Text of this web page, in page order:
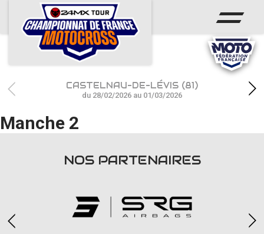
ACCUEIL
ACTUS
CALENDRIER
RÉSULTATS
PHOTOS / WEB TV
CASTELNAU-DE-LÉVIS (81)
du 28/02/2026 au 01/03/2026
Manche 2
NOS PARTENAIRES